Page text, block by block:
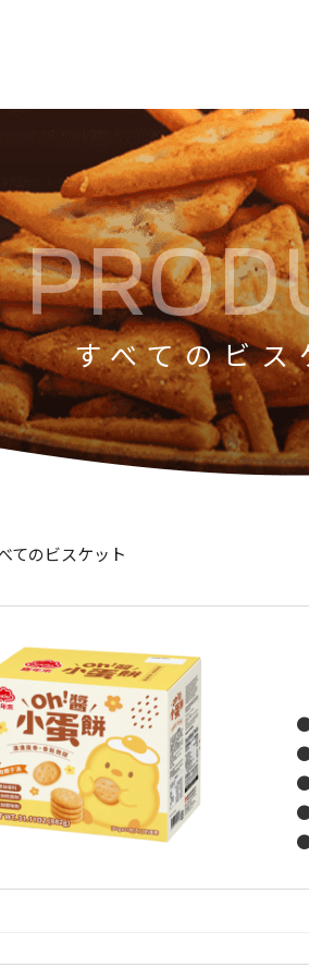
すべてのビ
てのビスケット
●
●